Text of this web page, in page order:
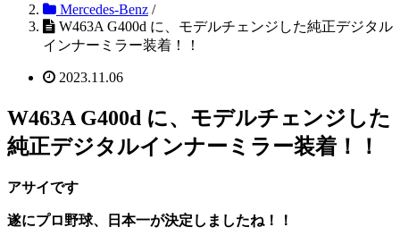
Mercedes-Benz /
W463A G400d に、モデルチェンジした純正デジタル
インナーミラー装着！！
2023.11.06
W463A G400d に、モデルチェンジした
純正デジタルインナーミラー装着！！
アサイです
遂にプロ野球、 日本一が決定しましたね！！